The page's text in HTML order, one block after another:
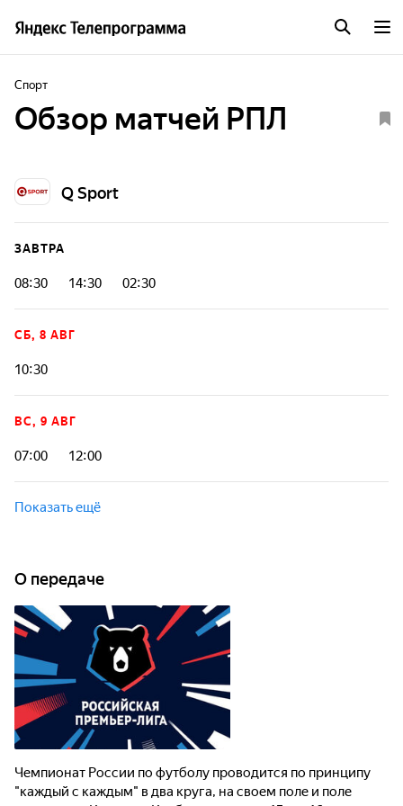
Спорт
Обзор матчей РПЛ
Q Sport
ЗАВТРА
08:30 14:30 02:30
СБ, 8 АВГ
10:30
ВС, 9 АВГ
07:00 12:00
Показать ещё
О передаче
Чемпионат России по футболу проводится по принципу
"каждый с каждым" в два круга, на своем поле и поле